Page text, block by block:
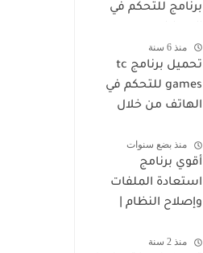
برنامج للتحكم في
الكمبيوتر
منذ 6 سنة
تحميل برنامج tc
games للتحكم في
الهاتف من خلال
منذ بضع سنوات
أقوي برنامج
استعادة الملفات
وإصلاح النظام |
Recovery
منذ 2 سنة